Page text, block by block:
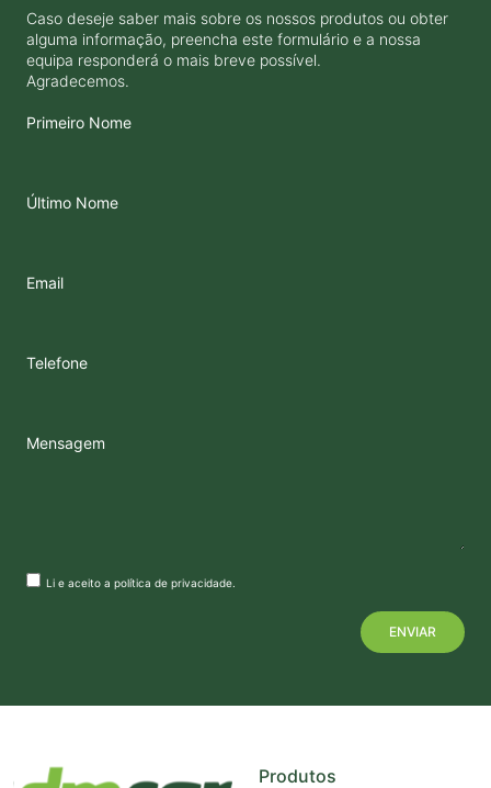
Caso deseje saber mais sobre os nossos produtos ou obter
alguma informação, preencha este formulário e a nossa
equipa responderá o mais breve possível.
Agradecemos.
Primeiro Nome
Último Nome
Email
Telefone
Mensagem
Li e aceito a política de privacidade
Produtos